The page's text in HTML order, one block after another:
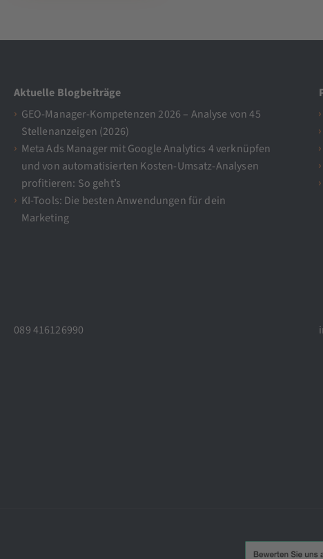
Aktuelle Blogbeiträge
GEO-Manager-Kompetenzen 2026 – Analyse von 45
Stellenanzeigen (2026)
Meta Ads Manager mit Google Analytics 4 verknüpfen
und von automatisierten Kosten-Umsatz-Analysen
profitieren: So geht’s
KI-Tools: Die besten Anwendungen für dein
Marketing
089 416126990